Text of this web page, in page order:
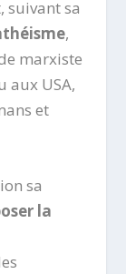
suivant sa
,
marxiste
aux USA,
et
sa
la